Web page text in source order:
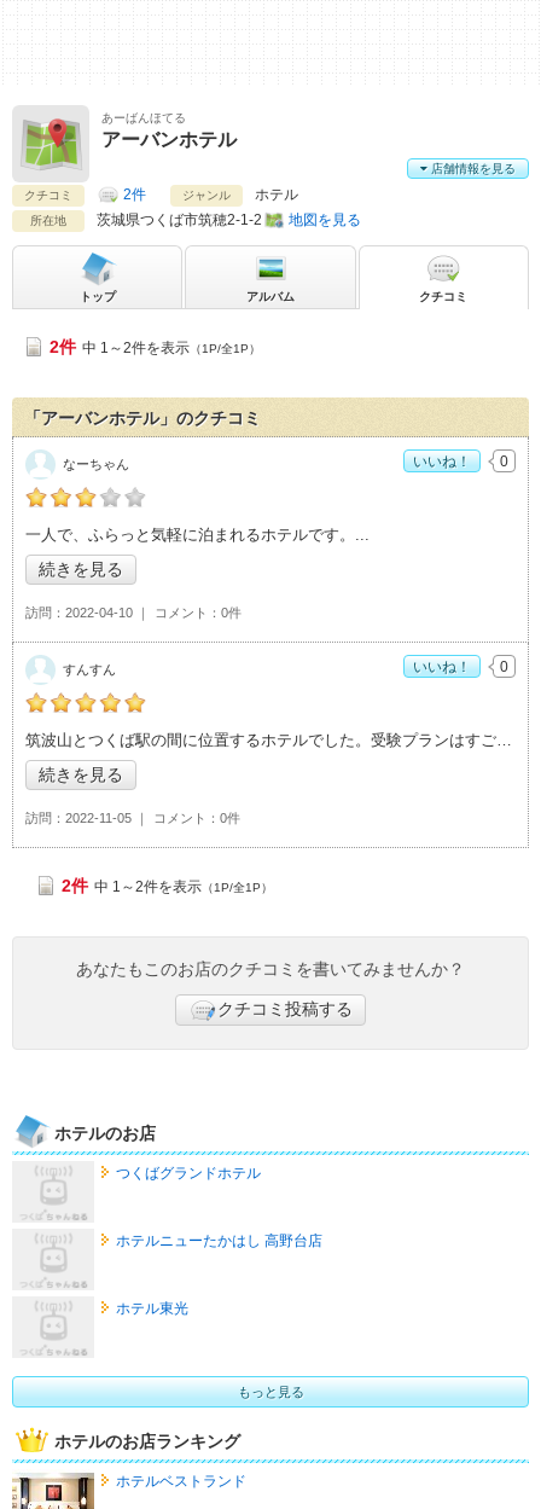
あーばんほてる
アーバンホテル
クチコミ 2件 ジャンル ホテル
所在地 茨城県つくば市筑穂2-1-2 地図を見る
店舗情報を見る
トップ アルバム クチコミ
2件 中 1～2件を表示 （1P/全1P）
「アーバンホテル」のクチコミ
なーちゃんの「アーバンホテル>」おすすめ度：
一人で、ふらっと気軽に泊まれるホテルです。
続きを見る
訪問 2022-04-10 コメント 0件
なーちゃん いいね！ 0
すんすんの「アーバンホテル>」おすすめ度：5 筑波山とつくば駅の間に位置するホテルでした。受験プランはすごく重宝しました。
続きを見る
訪問 2022-11-05 コメント 0件
すんすん いいね！ 0
2件 中 1～2件を表示 （1P/全1P）
あなたもこのお店のクチコミを書いてみませんか？
クチコミ投稿する
ホテルのお店
つくばグランドホテル
ホテルニューたかはし 高野台店
ホテル東光
もっと見る
ホテルのお店ランキング
ホテルベストランド